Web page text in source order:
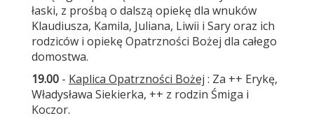
łaski, z prośbą o dalszą opiekę dla wnuków
Klaudiusza, Kamila, Juliana, Liwii i Sary oraz ich
rodziców i opiekę Opatrzności Bożej dla całego
domostwa.
19.00 - Kaplica Opatrzności Bożej : Za ++ Erykę,
Władysława Siekierka, ++ z rodzin Śmiga i
Koczor.